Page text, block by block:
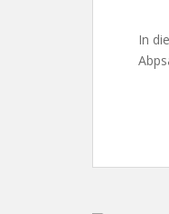
In